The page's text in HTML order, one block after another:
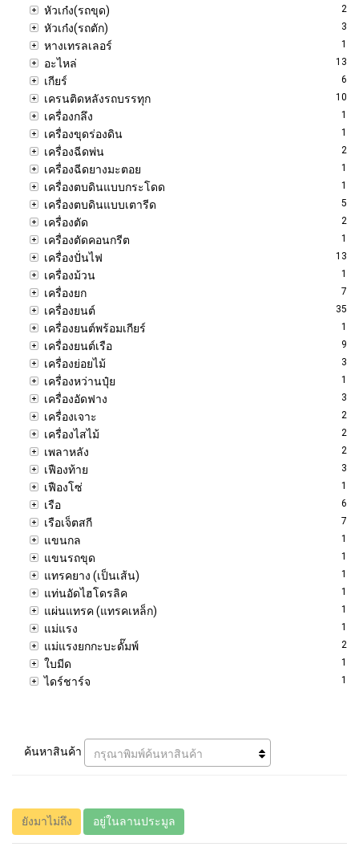
หัวเก๋ง(รถขุด) 2
หัวเก๋ง(รถตัก) 3
หางเทรลเลอร์ 1
อะไหล่ 13
เกียร์ 6
เครนติดหลังรถบรรทุก 10
เครื่องกลึง 1
เครื่องขุดร่องดิน 1
เครื่องฉีดพ่น 2
เครื่องฉีดยางมะตอย 1
เครื่องตบดินแบบกระโดด 1
เครื่องตบดินแบบเตารีด 5
เครื่องตัด 2
เครื่องตัดคอนกรีต 1
เครื่องปั่นไฟ 13
เครื่องม้วน 1
เครื่องยก 7
เครื่องยนต์ 35
เครื่องยนต์พร้อมเกียร์ 1
เครื่องยนต์เรือ 9
เครื่องย่อยไม้ 3
เครื่องหว่านปุ๋ย 1
เครื่องอัดฟาง 3
เครื่องเจาะ 2
เครื่องไสไม้ 2
เพลาหลัง 2
เฟืองท้าย 3
เฟืองโซ่ 1
เรือ 6
เรือเจ็ตสกี 7
แขนกล 1
แขนรถขุด 1
แทรคยาง (เป็นเส้น) 1
แท่นอัดไฮโดรลิค 1
แผ่นแทรค (แทรคเหล็ก) 1
แม่แรง 1
แม่แรงยกกะบะดั๊มพ์ 2
ใบมีด 1
ไดร์ชาร์จ 1
ค้นหาสินค้า กรุณาพิมพ์ค้นหาสินค้า
ยังมาไม่ถึง อยู่ในลานประมูล